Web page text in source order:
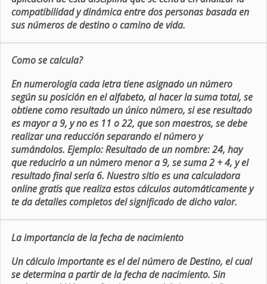
compatibilidad y dinámica entre dos personas basada en
sus números de destino o camino de vida.
Como se calcula?
En numerologia cada letra tiene asignado un número
según su posición en el alfabeto, al hacer la suma total, se
obtiene como resultado un único número, si ese resultado
es mayor a 9, y no es 11 o 22, que son maestros, se debe
realizar una reducción separando el número y
sumándolos. Ejemplo: Resultado de un nombre: 24, hay
que reducirlo a un número menor a 9, se suma 2 + 4, y el
resultado final sería 6. Nuestro sitio es una calculadora
online gratis que realiza estos cálculos automáticamente y
te da detalles completos del significado de dicho valor.
La importancia de la fecha de nacimiento
Un cálculo importante es el del número de Destino, el cual
se determina a partir de la fecha de nacimiento. Sin